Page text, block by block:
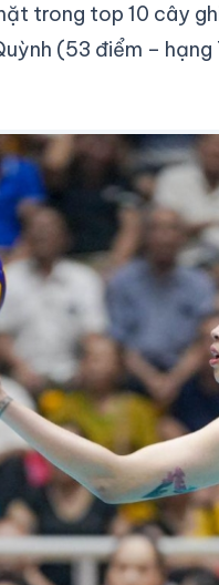
trong top 10 cây
(53 điểm –